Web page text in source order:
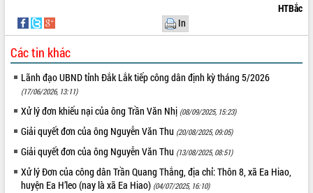
VIDEO
HTBắc
In
Các tin khác
Lãnh đạo UBND tỉnh Đắk Lắk tiếp công dân định kỳ tháng 5/2026
(17/06/2026, 13:11)
Xử lý đơn khiếu nại của ông Trần Văn Nhị (08/09/2025, 15:23)
Giải quyết đơn của ông Nguyễn Văn Thu (20/08/2025, 09:05)
Giải quyết đơn của ông Nguyễn Văn Thu (13/08/2025, 08:51)
Xử lý Đơn của công dân Trần Quang Thắng, địa chỉ: Thôn 8, xã Ea Hiao,
huyện Ea H’leo (nay là xã Ea Hiao) (04/07/2025, 16:10)